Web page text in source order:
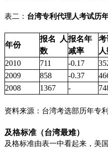
表二： 台湾专利代理人考试历
年份
报名
人
数
报名年
减率
考
2010
711 -0.17
2009
858 -0.37
2008
1367 -
资料来源：台湾考选部历年专
及格标准（台湾最难）
及格标准由表一中看起来，美